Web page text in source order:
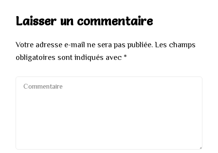
Laisser un commentaire
Votre adresse e-mail ne sera pas publiée.Les champs
obligatoires sont indiqués avec *